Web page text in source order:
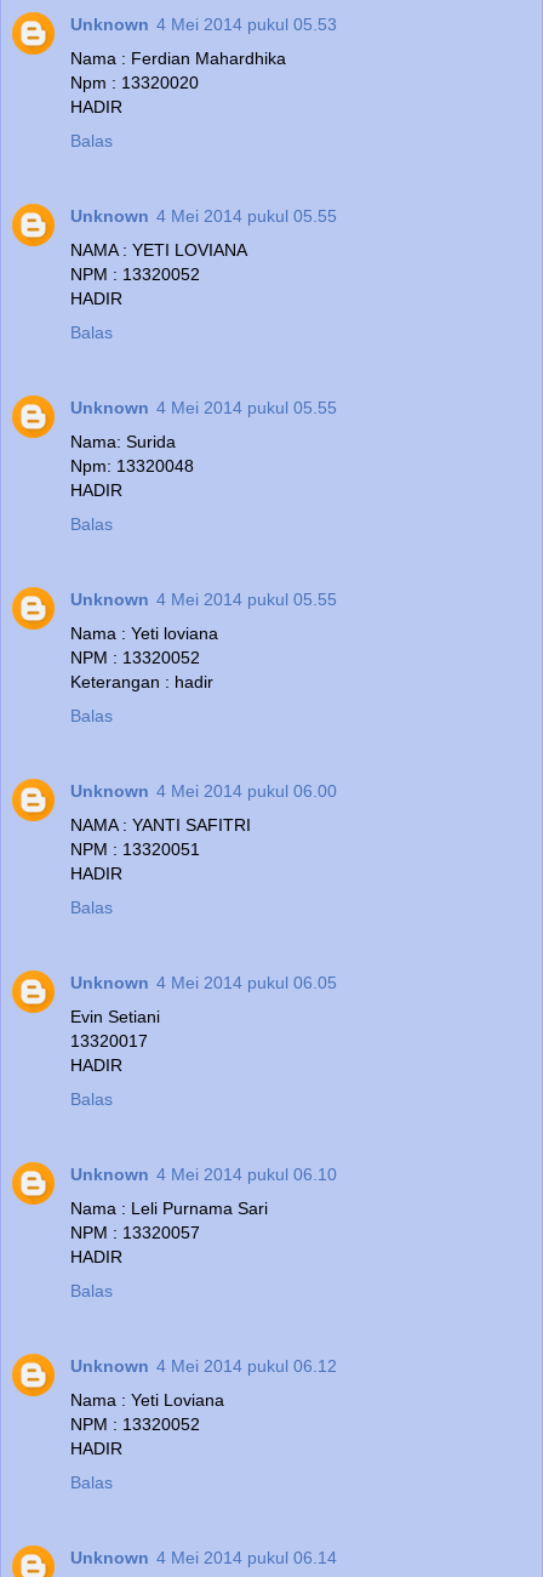
Unknown 4 Mei 2014 pukul 05.53
Nama : Ferdian Mahardhika
Npm : 13320020
HADIR
Balas
Unknown 4 Mei 2014 pukul 05.55
NAMA : YETI LOVIANA
NPM : 13320052
HADIR
Balas
Unknown 4 Mei 2014 pukul 05.55
Nama: Surida
Npm: 13320048
HADIR
Balas
Unknown 4 Mei 2014 pukul 05.55
Nama : Yeti loviana
NPM : 13320052
Keterangan : hadir
Balas
Unknown 4 Mei 2014 pukul 06.00
NAMA : YANTI SAFITRI
NPM : 13320051
HADIR
Balas
Unknown 4 Mei 2014 pukul 06.05
Evin Setiani
13320017
HADIR
Balas
Unknown 4 Mei 2014 pukul 06.10
Nama : Leli Purnama Sari
NPM : 13320057
HADIR
Balas
Unknown 4 Mei 2014 pukul 06.12
Nama : Yeti Loviana
NPM : 13320052
HADIR
Balas
Unknown 4 Mei 2014 pukul 06.14